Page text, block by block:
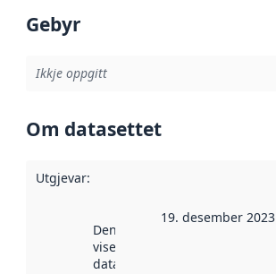
Gebyr
Ikkje oppgitt
Om datasettet
Utgjevar:
Denne datoen
viser når
datasettet vart
19. desember 2023